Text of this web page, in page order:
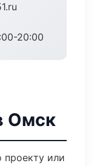
20:00
Омск
проекту или